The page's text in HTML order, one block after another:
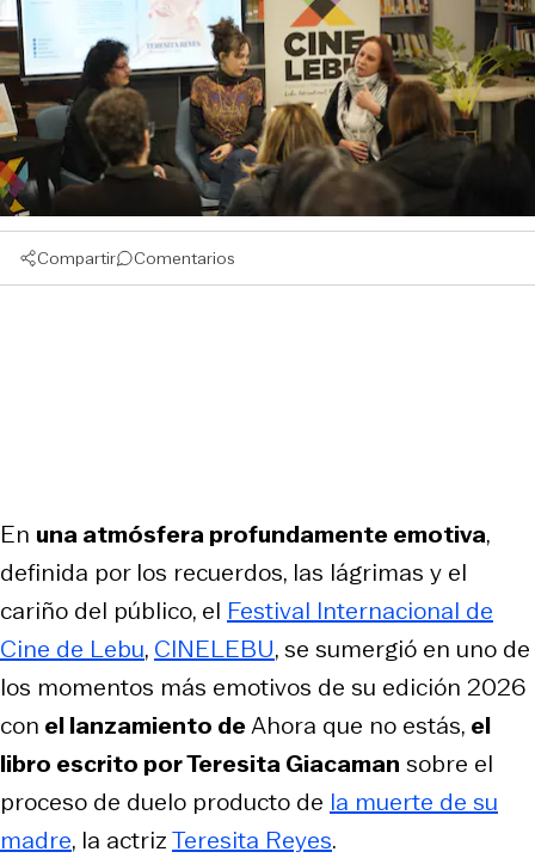
Compartir Comentarios
En una atmósfera profundamente emotiva,
definida por los recuerdos, las lágrimas y el
cariño del público, el Festival Internacional de
Cine de Lebu, CINELEBU, se sumergió en uno de
los momentos más emotivos de su edición 2026
con el lanzamiento deAhora que no estás, el
libro escrito por Teresita Giacaman sobre el
proceso de duelo producto de la muerte de su
madre, la actrizTeresita Reyes.